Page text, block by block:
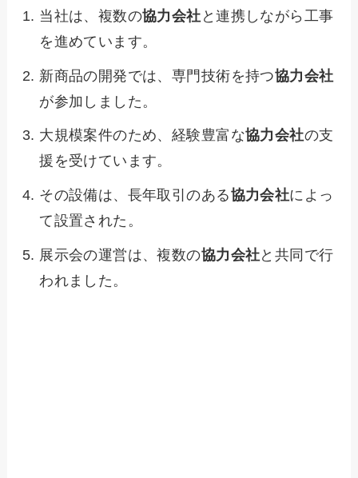
当社は、複数の協力会社 と連携しながら工事
を進めています。
新商品の開発では、専門技術を持つ協力会社
が参加しました。
大規模案件のため、経験豊富な協力会社の支
援を受けています。
その設備は、長年取引のある協力会社によっ
て設置された。
展示会の運営は、複数の協力会社と共同で行
われました。